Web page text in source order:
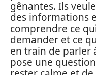
gênantes. Ils
des informations
comprendre ce
demander et ce
en train de parler
pose une